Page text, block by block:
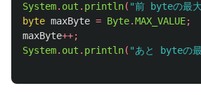
System. out . println( "前 byteの最
byte maxByte = Byte.MAX_VALUE;
maxByte++;
System. out . println( "あと byteの